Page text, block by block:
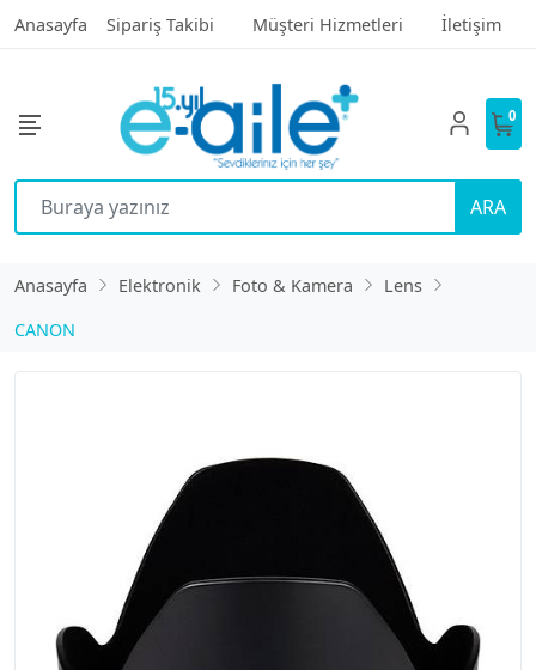
Anasayfa Sipariş Takibi Müşteri Hizmetleri İletişim
ARA
0
Anasayfa Elektronik Foto & Kamera
Lens
CANON